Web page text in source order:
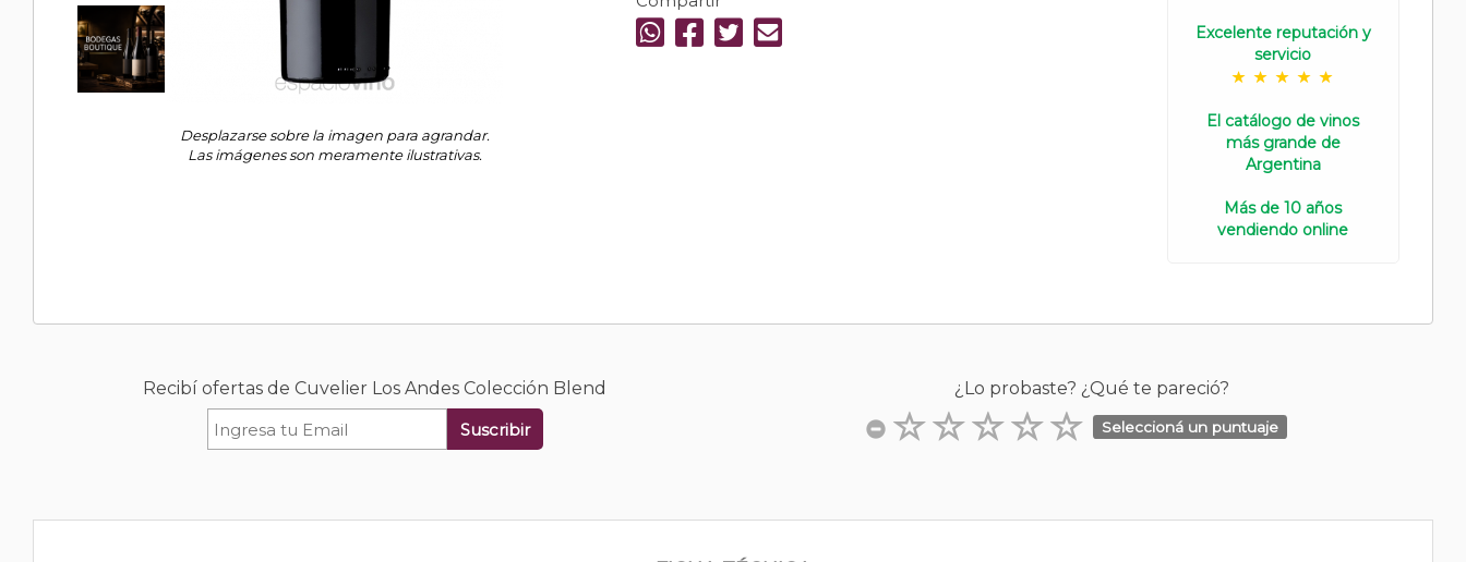
Desplazarse sobre la imagen para agrandar.
Las imágenes son meramente ilustrativas.
Excelente reputación y
servicio
El catálogo de vinos
más grande de
Argentina
Más de 10 años
vendiendo online
Recibí ofertas de Cuvelier Los Andes Colección Blend
Suscribir
¿Lo probaste? ¿Qué te pareció?
Seleccioná un puntuaje